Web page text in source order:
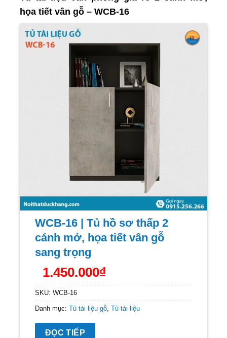
họa tiết vân gỗ – WCB-16
WCB-16 | Tủ hồ sơ thấp 2
cánh mở, họa tiết vân gỗ
sang trọng
1.450.000₫
SKU: WCB-16
Danh mục: Tủ tài liệu gỗ, Tủ tài liệu
ĐỌC TIẾP